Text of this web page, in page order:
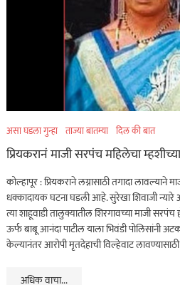
असा घडला गुन्हा ताज्या बातम्या दिल की बात
प्रियकरानं माजी सरपंच महिलेचा
कोल्हापूर : प्रियकराने लग्नासाठी तगादा लावल्याने
धक्कादायक घटना घडली आहे. सुरेखा शिवाजी
त्या शाहूवाडी तालुक्यातील शिरगावच्या माजी
ऊर्फ बाबू आनंदा पाटील याला भिवंडी पोलिसांनी
केल्यानंतर आरोपी मृतदेहाची विल्हेवाट
अधिक वाचा...